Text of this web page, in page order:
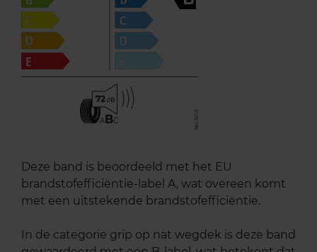
72
ABC
Deze band is beoordeeld met het EU
brandstofefficiëntie-label A, wat overeen komt
met een uitstekende brandstofefficiëntie.
In de categorie grip op nat wegdek is deze band